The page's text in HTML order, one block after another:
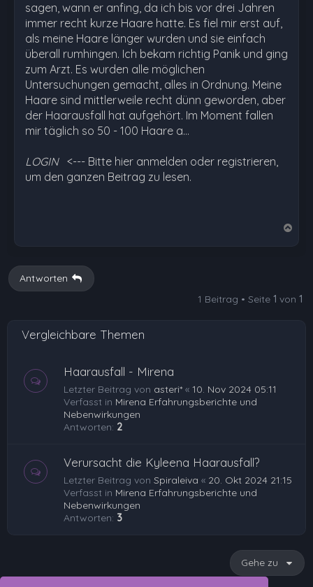
sagen, wann er anfing, da ich bis vor drei Jahren
immer recht kurze Haare hatte. Es fiel mir erst auf,
als meine Haare länger wurden und sie einfach
überall rumhingen. Ich bekam richtig Panik und ging
zum Arzt. Es wurden alle möglichen
Untersuchungen gemacht, alles in Ordnung. Meine
Haare sind mittlerweile recht dünn geworden, aber
der Haarausfall hat aufgehört. Im Moment fallen
mir täglich so 50 - 100 Haare a…
LOGIN <--- Bitte hier anmelden oder registrieren,
um den ganzen Beitrag zu lesen.
b
Antworten
1 Beitrag • Seite 1 von 1
Vergleichbare Themen
Haarausfall - Mirena
Letzter Beitrag von asteri* « 10. Nov 2024 05:11
Verfasst in Mirena Erfahrungsberichte und
Nebenwirkungen
Antworten: 2
Verursacht die Kyleena Haarausfall?
Letzter Beitrag von Spiraleiva « 20. Okt 2024 21:15
Verfasst in Mirena Erfahrungsberichte und
Nebenwirkungen
Antworten: 3
Gehe zu